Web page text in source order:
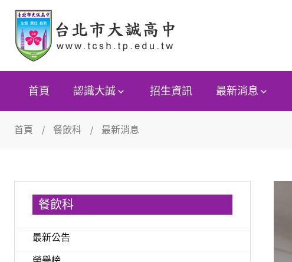
首頁 認識大誠 招生資訊 最新消息
首頁 餐飲科 最新消息
餐飲科
最新公告